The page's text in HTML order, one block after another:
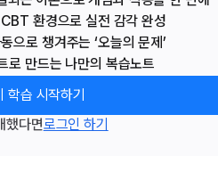
환경으로 실전 감각 완성
으로 챙겨주는 ‘오늘의 문제’
로 만드는 나만의 복습노트
학습 시작하기
했다면로그인 하기